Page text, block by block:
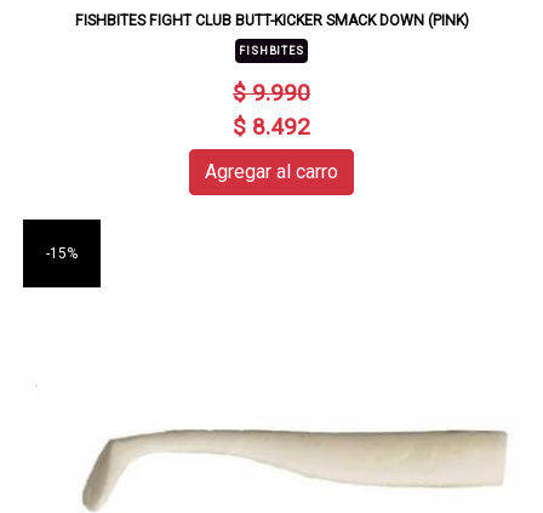
FISHBITES FIGHT CLUB BUTT-KICKER SMACK DOWN (PINK)
FISHBITES
$ 9.990
$ 8.492
Agregar al carro
-15%